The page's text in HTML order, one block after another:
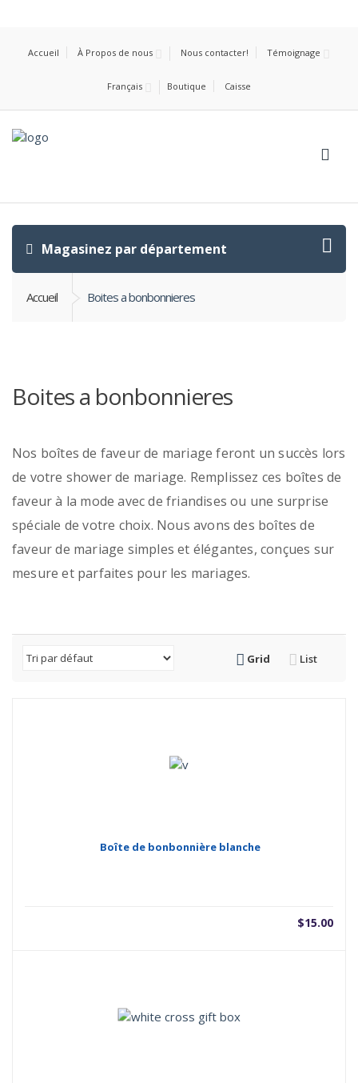
Accueil À Propos de nous Nous contacter! Témoignage
Français Boutique Caisse
Magasinez par département
Accueil Boites a bonbonnieres
Boites a bonbonnieres
Nos boîtes de faveur de mariage feront un succès lors
de votre shower de mariage. Remplissez ces boîtes de
faveur à la mode avec de friandises ou une surprise
spéciale de votre choix. Nous avons des boîtes de
faveur de mariage simples et élégantes, conçues sur
mesure et parfaites pour les mariages.
Grid List
Boîte de bonbonnière blanche
$15.00